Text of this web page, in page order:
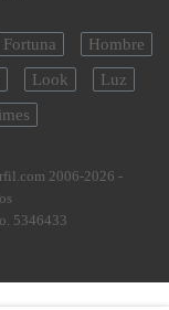
Fortuna
Hombre
Look
Luz
2006-2026 -
5346433